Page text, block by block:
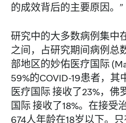
的成效背后的主要原因。”
研究中的大多数病例集中
之间，占研究期间病例总
部地区的妙佑医疗国际
59%的COVID-19患者，
医疗国际 接收了23%，佛
国际 接收了18%。在接受
674人年龄在18岁以下。